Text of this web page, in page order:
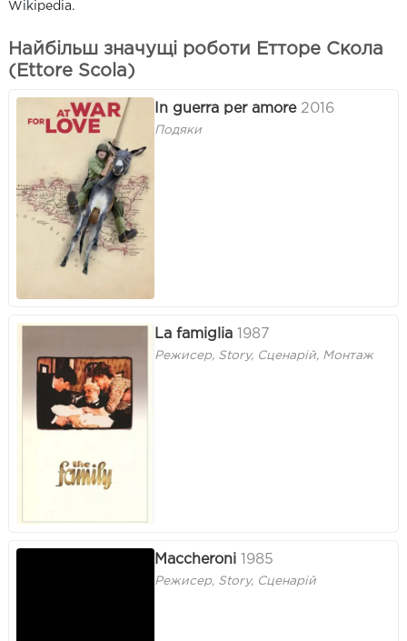
Wikipedia.
Найбільш значущі роботи Етторе Скола
(Ettore Scola)
In guerra per amore 2016
Подяки
La famiglia 1987
Режисер, Story, Сценарій, Монтаж
Maccheroni 1985
Режисер, Story, Сценарій